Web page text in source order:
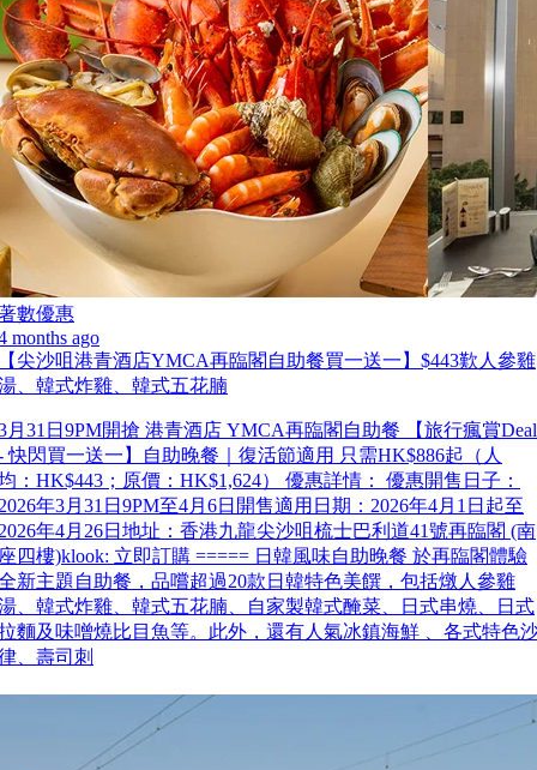
數優惠
months ago
尖沙咀港青酒店YMCA再臨閣自助餐買一送一】$443歎人參雞
、韓式炸雞、韓式五花腩
月31日9PM開搶 港青酒店 YMCA再臨閣自助餐 【旅行瘋賞Deal
快閃買一送一】自助晚餐｜復活節適用 只需HK$886起（人
：HK$443；原價：HK$1,624） 優惠詳情： 優惠開售日子：
年3月31日9PM至4月6日開售適用日期：2026年4月1日起至
年4月26日地址：香港九龍尖沙咀梳士巴利道41號再臨閣 (南
四樓)klook: 立即訂購 ===== 日韓風味自助晚餐 於再臨閣體驗
新主題自助餐，品嚐超過20款日韓特色美饌，包括燉人參雞
、韓式炸雞、韓式五花腩、自家製韓式醃菜、日式串燒、日式
麵及味噌燒比目魚等。此外，還有人氣冰鎮海鮮 、各式特色
、壽司刺